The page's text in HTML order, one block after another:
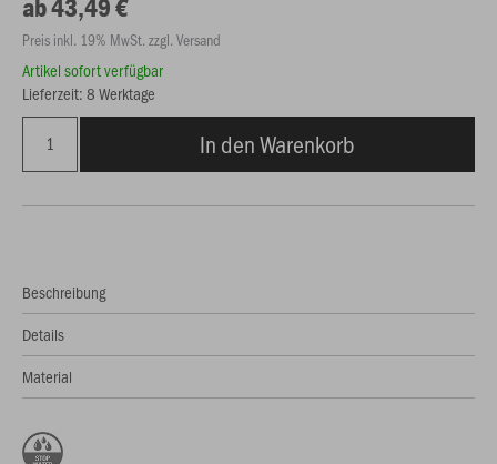
ab 43,49 €
Preis inkl. 19% MwSt. zzgl. Versand
Artikel sofort verfügbar
Lieferzeit: 8 Werktage
In den Warenkorb
Beschreibung
Details
Material